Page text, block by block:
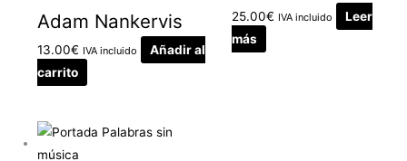
Adam Nankervis
13.00€ IVA incluido
Añadir al
carrito
25.00€ IVA incluido
Leer
más